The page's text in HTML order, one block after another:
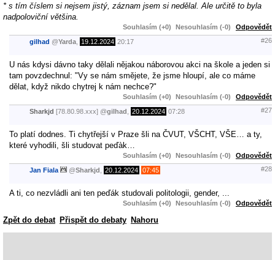
* s tím číslem si nejsem jistý, záznam jsem si nedělal. Ale určitě to byla
nadpoloviční většina.
Souhlasím (+0) Nesouhlasím (-0) Odpovědět
gilhad @Yarda 19.12.2024 20:17 #26
U nás kdysi dávno taky dělali nějakou náborovou akci na škole a jeden si
tam povzdechnul: "Vy se nám smějete, že jsme hloupí, ale co máme
dělat, když nikdo chytrej k nám nechce?"
Souhlasím (+0) Nesouhlasím (-0) Odpovědět
Sharkjd [78.80.98.xxx] @gilhad 20.12.2024 07:28 #27
To platí dodnes. Ti chytřejší v Praze šli na ČVUT, VŠCHT, VŠE… a ty,
které vyhodili, šli studovat peďàk…
Souhlasím (+0) Nesouhlasím (-0) Odpovědět
Jan Fiala @Sharkjd 20.12.2024 07:45 #28
A ti, co nezvládli ani ten peďák studovali politologii, gender, ...
Souhlasím (+0) Nesouhlasím (-0) Odpovědět
Zpět do debat Přispět do debaty Nahoru